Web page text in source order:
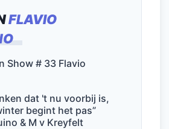
FLAVIO
Show # 33 Flavio
dat 't nu voorbij is,
begint het pas”
& M v Kreyfelt
e
n
s
p